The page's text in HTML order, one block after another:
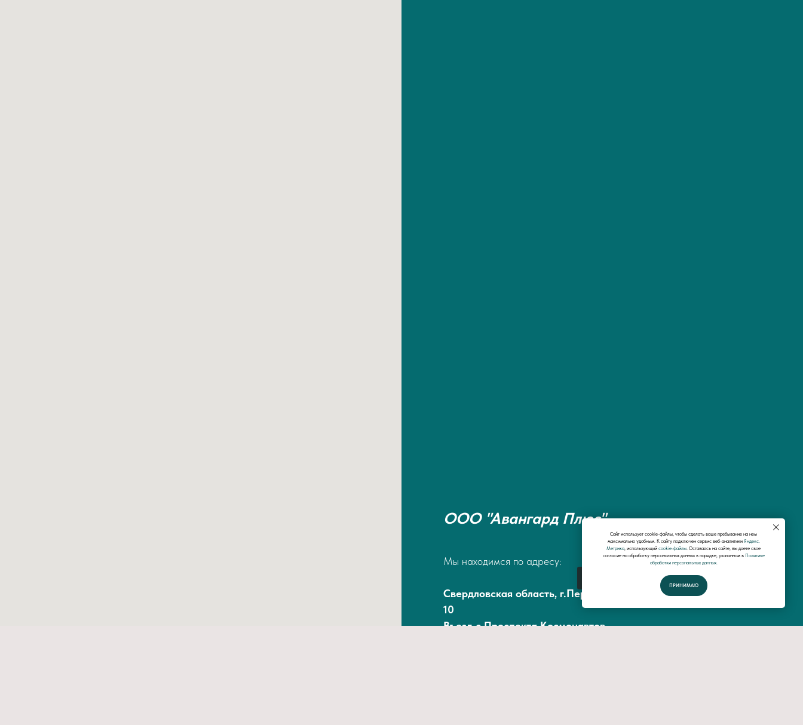
Спросить у специалистов
Сайт использует cookie-файлы, чтобы сделать ваше пребывание на нем
максимально удобным. К cайту подключен сервис веб-аналитики Яндекс.
Метрика, использующий cookie-файлы. Оставаясь на сайте, вы даете свое
согласие на обработку персональных данных в порядке, указанном в Политике
обработки персональных данных.
ПРИНИМАЮ
ООО "Авангард Плюс"
Мы находимся по адресу:
Свердловская область, г.Первоуральск, ул.Малышева 45, офис
10
Въезд с Проспекта Космонавтов